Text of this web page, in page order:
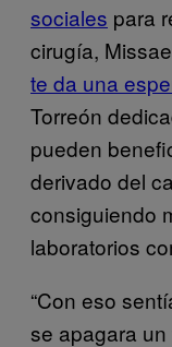
sociales para
cirugía,
te da una
Torreón
pueden
derivado del
consiguiendo
laboratorios
“Con eso
se apagara